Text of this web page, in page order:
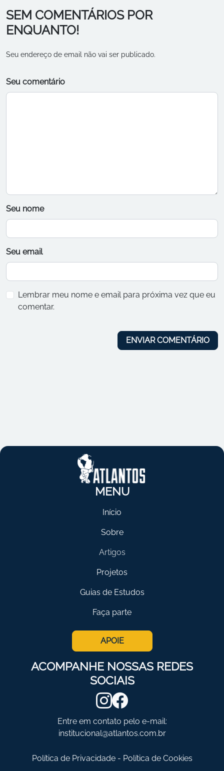
SEM COMENTÁRIOS POR
ENQUANTO!
Seu endereço de email não vai ser publicado.
Seu comentário
Seu nome
Seu email
Lembrar meu nome e email para próxima vez que eu
comentar.
MENU
Início
Sobre
Artigos
Projetos
Guias de Estudos
Faça parte
APOIE
ACOMPANHE NOSSAS REDES
SOCIAIS
Entre em contato pelo e-mail:
institucional@atlantos.com.br
Política de Privacidade- Política de Cookies